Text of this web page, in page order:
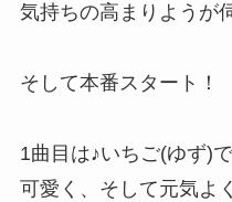
気持ちの高まりようが
そして本番スタート！
1曲目は♪いちご(ゆず)で
可愛く、そして元気よ